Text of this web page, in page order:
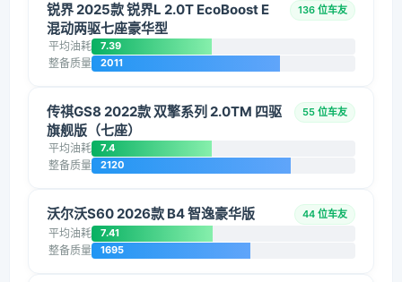
锐界 2025款 锐界L 2.0T EcoBoost E
混动两驱七座豪华型
136 位车友
平均油耗 7.39
整备质量 2011
传祺GS8 2022款 双擎系列 2.0TM 四驱
旗舰版（七座）
55 位车友
平均油耗 7.4
整备质量 2120
沃尔沃S60 2026款 B4 智逸豪华版 44 位车友
平均油耗 7.41
整备质量 1695